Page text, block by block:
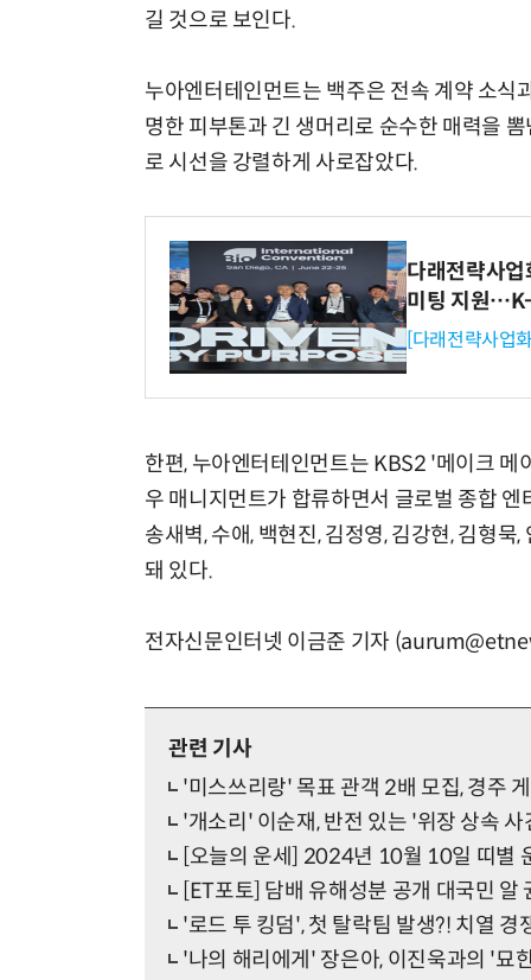
길 것으로 보인다.
누아엔터테인먼트는 백주은 전속 계약 소식
명한 피부톤과 긴 생머리로 순수한 매력을
로 시선을 강렬하게 사로잡았다.
다래전략사
미팅 지원
[다래전략사업
한편, 누아엔터테인먼트는 KBS2 '메이크
우 매니지먼트가 합류하면서 글로벌 종합
송새벽, 수애, 백현진, 김정영, 김강현, 김형
돼 있다.
전자신문인터넷 이금준 기자
관련 기사
'미스쓰리랑' 목표 관객 2배 모집, 경주
'개소리' 이순재, 반전 있는 '위장 상속
[오늘의 운세] 2024년 10월 10일 띠별
[ET포토] 담배 유해성분 공개 대국민 알
'로드 투 킹덤', 첫 탈락팀 발생?! 치열 경
'나의 해리에게' 장은아, 이진욱과의 '묘